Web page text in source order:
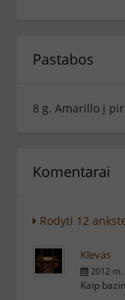
Pastabos
8 g. Amarillo į
Komentarai
Rodyti 12
Klevas
2012
Kaip